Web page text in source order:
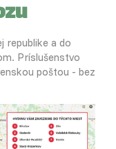
republike a do
Príslušenstvo
poštou - bez